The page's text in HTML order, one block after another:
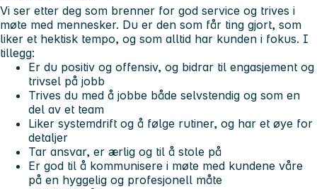
Vi ser etter deg som brenner for god service og trives i
møte med mennesker. Du er den som får ting gjort, som
liker et hektisk tempo, og som alltid har kunden i fokus. I
tillegg:
Er du positiv og offensiv, og bidrar til engasjement og
trivsel på jobb
Trives du med å jobbe både selvstendig og som en
del av et team
Liker systemdrift og å følge rutiner, og har et øye for
detaljer
Tar ansvar, er ærlig og til å stole på
Er god til å kommunisere i møte med kundene våre
på en hyggelig og profesjonell måte